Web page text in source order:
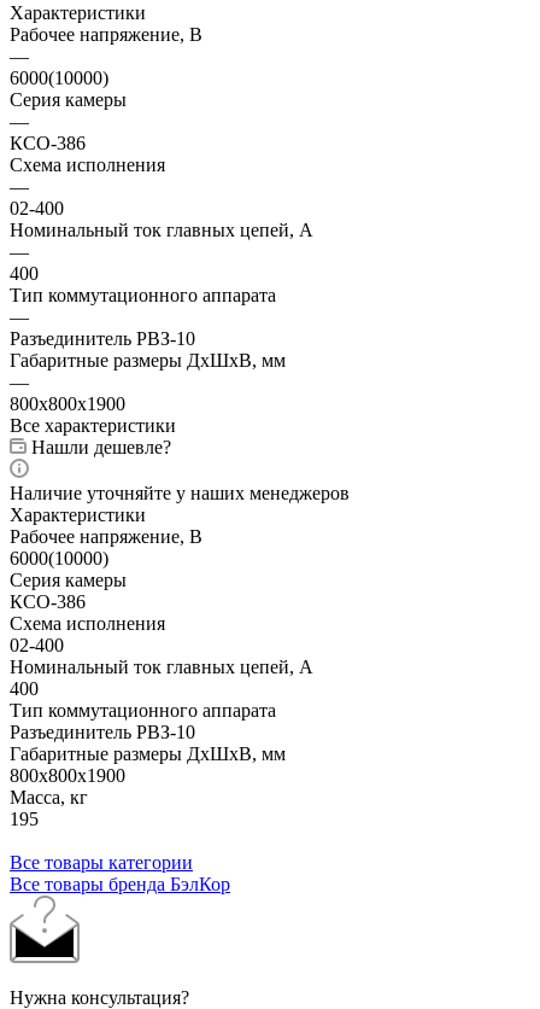
Характеристики
Рабочее напряжение, В
—
6000(10000)
Серия камеры
—
КСО-386
Схема исполнения
—
02-400
Номинальный ток главных цепей, А
—
400
Тип коммутационного аппарата
—
Разъединитель РВЗ-10
Габаритные размеры ДхШхВ, мм
—
800x800x1900
Все характеристики
Нашли дешевле?
Наличие уточняйте у наших менеджеров
Характеристики
Рабочее напряжение, В
6000(10000)
Серия камеры
КСО-386
Схема исполнения
02-400
Номинальный ток главных цепей, А
400
Тип коммутационного аппарата
Разъединитель РВЗ-10
Габаритные размеры ДхШхВ, мм
800x800x1900
Масса, кг
195
Все товары категории
Все товары бренда БэлКор
Нужна консультация?